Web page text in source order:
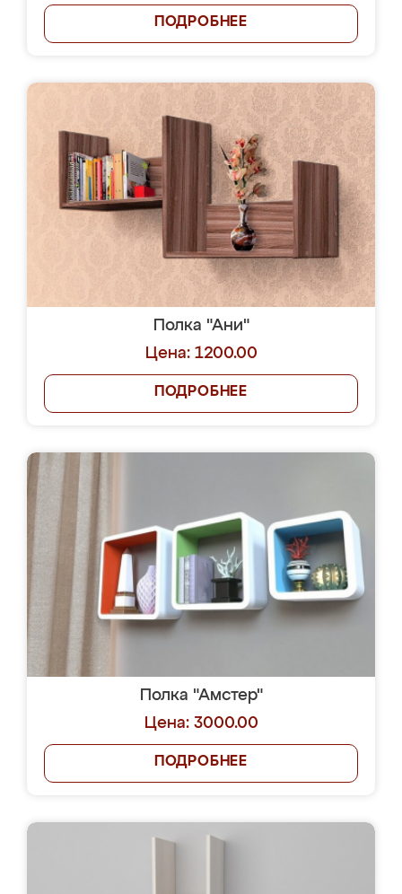
ПОДРОБНЕЕ
Полка "Ани"
Цена: 1200.00
ПОДРОБНЕЕ
Полка "Амстер"
Цена: 3000.00
ПОДРОБНЕЕ